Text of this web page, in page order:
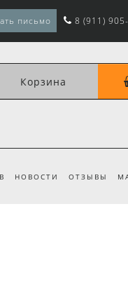
письмо 8 (911)
Корзина
НОВОСТИ ОТЗЫВЫ